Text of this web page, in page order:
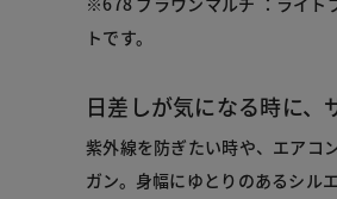
トです。
日差しが気になる時に、
紫外線を防ぎたい時や、エアコ
ガン。身幅にゆとりのあるシル